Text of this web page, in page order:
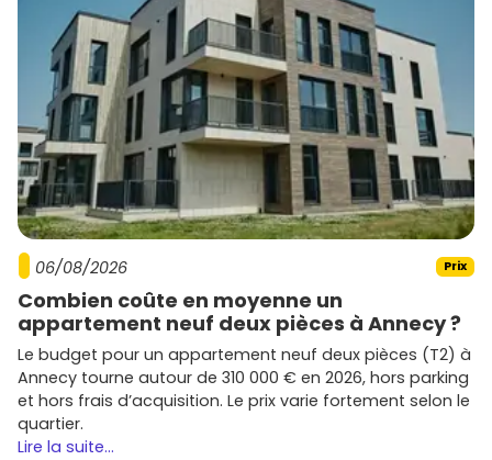
06/08/2026 Prix
Combien coûte en moyenne un
appartement neuf deux pièces à Annecy ?
Le budget pour un appartement neuf deux pièces (T2) à
Annecy tourne autour de 310 000 € en 2026, hors parking
et hors frais d’acquisition. Le prix varie fortement selon le
quartier.
Lire la suite...